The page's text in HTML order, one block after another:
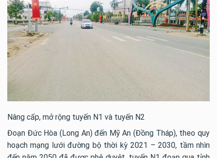
Nâng cấp, mở rộng tuyến N1 và tuyến N2
Đoạn Đức Hòa (Long An) đến Mỹ An (Đồng Tháp), theo quy
hoạch mạng lưới đường bộ thời kỳ 2021 – 2030, tầm nhìn